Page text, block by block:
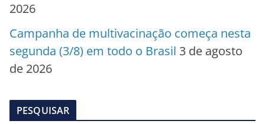
2026
Campanha de multivacinação começa nesta
segunda (3/8) em todo o Brasil 3 de agosto
de 2026
PESQUISAR